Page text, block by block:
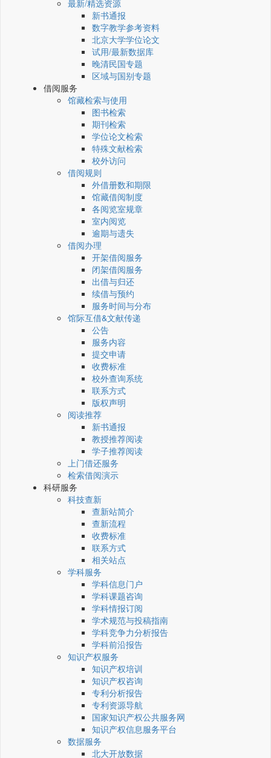
最新/精选资源
新书通报
数字教学参考资料
北京大学学位论文
试用/最新数据库
晚清民国专题
区域与国别专题
借阅服务
馆藏检索与使用
图书检索
期刊检索
学位论文检索
特殊文献检索
校外访问
借阅规则
外借册数和期限
馆藏借阅制度
各阅览室规章
室内阅览
逾期与遗失
借阅办理
开架借阅服务
闭架借阅服务
出借与归还
续借与预约
服务时间与分布
馆际互借&文献传递
公告
服务内容
提交申请
收费标准
校外查询系统
联系方式
版权声明
阅读推荐
新书通报
教授推荐阅读
学子推荐阅读
上门借还服务
检索借阅演示
科研服务
科技查新
查新站简介
查新流程
收费标准
联系方式
相关站点
学科服务
学科信息门户
学科课题咨询
学科情报订阅
学术规范与投稿指南
学科竞争力分析报告
学科前沿报告
知识产权服务
知识产权培训
知识产权咨询
专利分析报告
专利资源导航
国家知识产权公共服务网
知识产权信息服务平台
数据服务
北大开放数据